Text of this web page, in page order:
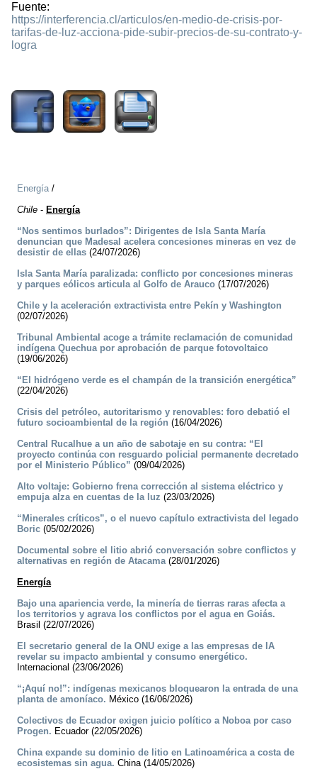
Fuente:
https://interferencia.cl/articulos/en-medio-de-crisis-por-
tarifas-de-luz-acciona-pide-subir-precios-de-su-contrato-y-
logra
Energía/
Chile - Energía
“Nos sentimos burlados”: Dirigentes de Isla Santa María
denuncian que Madesal acelera concesiones mineras en vez de
desistir de ellas (24/07/2026)
Isla Santa María paralizada: conflicto por concesiones mineras
y parques eólicos articula al Golfo de Arauco (17/07/2026)
Chile y la aceleración extractivista entre Pekín y Washington
(02/07/2026)
Tribunal Ambiental acoge a trámite reclamación de comunidad
indígena Quechua por aprobación de parque fotovoltaico
(19/06/2026)
“El hidrógeno verde es el champán de la transición energética”
(22/04/2026)
Crisis del petróleo, autoritarismo y renovables: foro debatió el
futuro socioambiental de la región (16/04/2026)
Central Rucalhue a un año de sabotaje en su contra: “El
proyecto continúa con resguardo policial permanente decretado
por el Ministerio Público” (09/04/2026)
Alto voltaje: Gobierno frena corrección al sistema eléctrico y
empuja alza en cuentas de la luz (23/03/2026)
“Minerales críticos”, o el nuevo capítulo extractivista del legado
Boric (05/02/2026)
Documental sobre el litio abrió conversación sobre conflictos y
alternativas en región de Atacama(28/01/2026)
Energía
Bajo una apariencia verde, la minería de tierras raras afecta a
los territorios y agrava los conflictos por el agua en Goiás.
Brasil (22/07/2026)
El secretario general de la ONU exige a las empresas de IA
revelar su impacto ambiental y consumo energético.
Internacional (23/06/2026)
“¡Aquí no!”: indígenas mexicanos bloquearon la entrada de una
planta de amoníaco. México (16/06/2026)
Colectivos de Ecuador exigen juicio político a Noboa por caso
Progen. Ecuador (22/05/2026)
China expande su dominio de litio en Latinoamérica a costa de
ecosistemas sin agua. China (14/05/2026)